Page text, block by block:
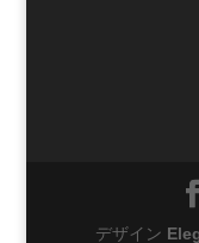
デザイン